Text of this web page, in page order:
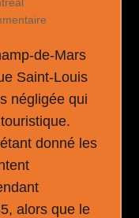
de-Mars
Saint-Louis
négligée qui
donné les
alors que le